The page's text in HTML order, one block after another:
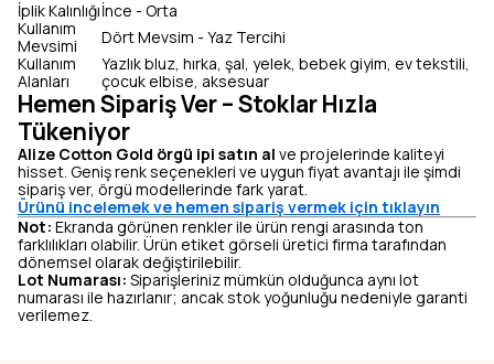
İplik Kalınlığıİnce - Orta
Kullanım
Mevsimi
Dört Mevsim - Yaz Tercihi
Kullanım
Alanları
Yazlık bluz, hırka, şal, yelek, bebek giyim, ev tekstili,
çocuk elbise, aksesuar
Hemen Sipariş Ver – Stoklar Hızla
Tükeniyor
Alize Cotton Gold örgü ipi satın al ve projelerinde kaliteyi
hisset. Geniş renk seçenekleri ve uygun fiyat avantajı ile şimdi
sipariş ver, örgü modellerinde fark yarat.
Ürünü incelemek ve hemen sipariş vermek için tıklayın
Not: Ekranda görünen renkler ile ürün rengi arasında ton
farklılıkları olabilir. Ürün etiket görseli üretici firma tarafından
dönemsel olarak değiştirilebilir.
Lot Numarası: Siparişleriniz mümkün olduğunca aynı lot
numarası ile hazırlanır; ancak stok yoğunluğu nedeniyle garanti
verilemez.